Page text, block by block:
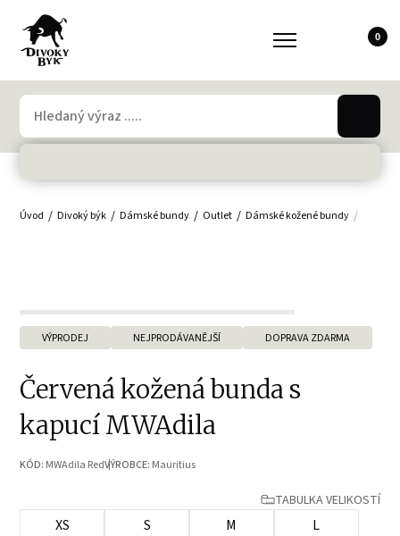
0
Úvod Divoký býk Dámské bundy Outlet Dámské kožené bundy
VÝPRODEJ NEJPRODÁVANĚJŠÍ DOPRAVA ZDARMA
Červená kožená bunda s
kapucí MWAdila
KÓD: MWAdila RedVÝROBCE: Mauritius
TABULKA VELIKOSTÍ
XS S M
L